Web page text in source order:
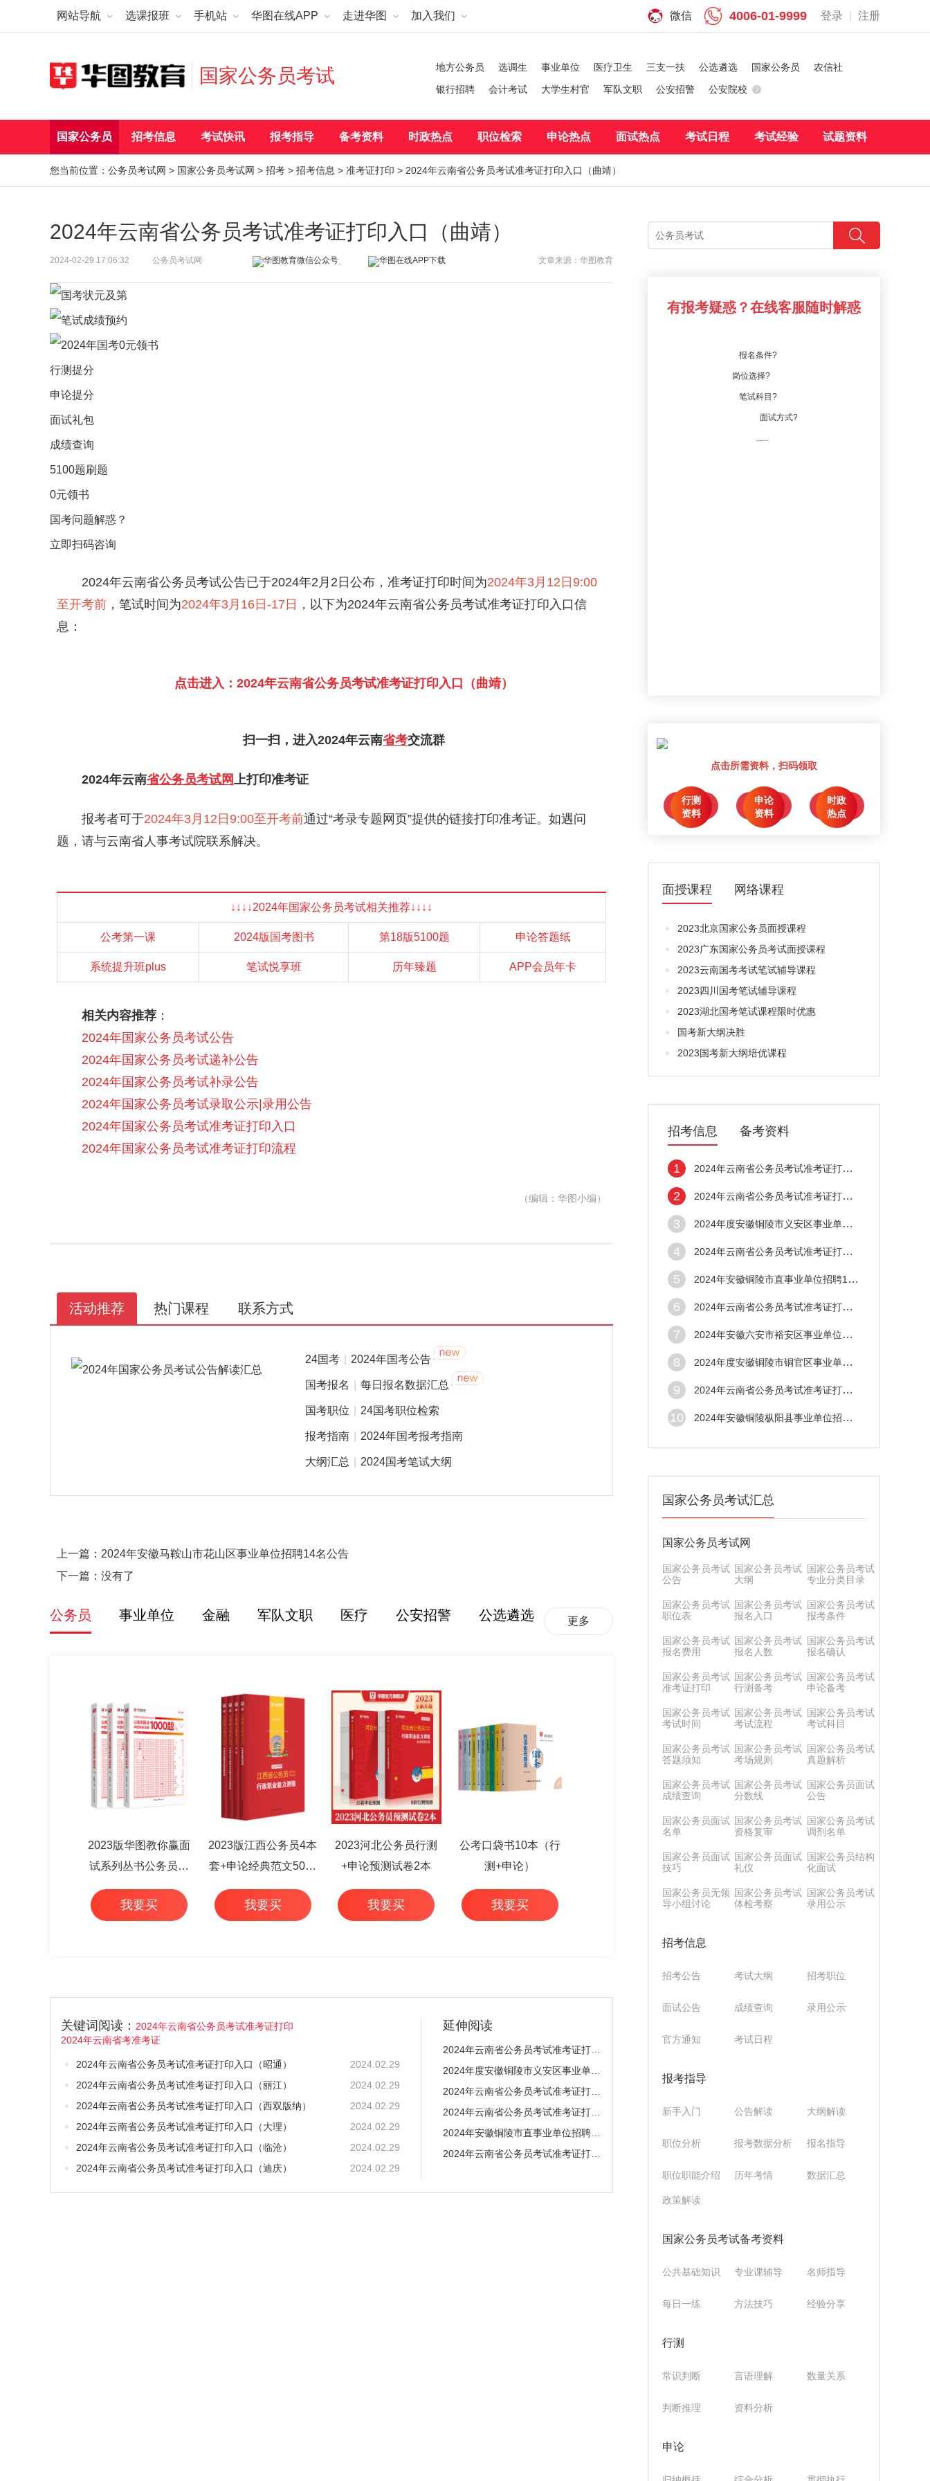
网站导航 选课报班 手机站 华图在线APP 走进华图 加入我们 登录 注册
4006-01-9999
微信
国家公务员考试 地方公务员 选调生 事业单位 医疗卫生 三支一扶 公选遴选 国家公务员
农信社
银行招聘
会计考试 大学生村官 军队文职 公安招警 公安院校
国家公务员 招考信息 考试快讯 报考指导 备考资料 时政热点 职位检索 申论热点 面试热点 考试日程 考试经验 试题资料
您当前位置： 公务员考试网 > 国家公务员考试网 > 招考 > 招考信息 > 准考证打印 > 2024年云南省公务员考试准考证打印入口（曲靖）
2024年云南省公务员考试准考证打印入口（曲靖）
2024-02-29 17:06:32 公务员考试网 文章来源：华图教育
行测提分
申论提分
面试礼包
成绩查询
5100题刷题
0元领书
国考问题解惑？
立即扫码咨询
2024年云南省公务员考试公告已于2024年2月2日公布，准考证打印时间为2024年3月12日9:00
至开考前 ，笔试时间为2024年3月16日-17日 ，以下为2024年云南省公务员考试准考证打印入口信
息：
点击进入：2024年云南省公务员考试准考证打印入口（曲靖）
扫一扫，进入2024年云南省考交流群
2024年云南省公务员考试网上打印准考证
报考者可于2024年3月12日9:00至开考前通过“考录专题网页”提供的链接打印准考证。如遇问
题，请与云南省人事考试院联系解决。
↓↓↓↓2024年国家公务员考试相关推荐↓↓↓↓
公考第一课 2024版国考图书 第18版5100题 申论答题纸
系统提升班plus 笔试悦享班 历年臻题 APP会员年卡
相关内容推荐 ：
2024年国家公务员考试公告
2024年国家公务员考试递补公告
2024年国家公务员考试补录公告
2024年国家公务员考试录取公示|录用公告
2024年国家公务员考试准考证打印入口
2024年国家公务员考试准考证打印流程
（编辑：华图小编）
活动推荐 热门课程 联系方式
24国考 2024年国考公告
国考报名 每日报名数据汇总
国考职位 24国考职位检索
报考指南 2024年国考报考指南
大纲汇总 2024国考笔试大纲
上一篇： 2024年安徽马鞍山市花山区事业单位招聘14名公告
下一篇：没有了
公务员 事业单位 金融 军队文职 医疗 公安招警 公选遴选 更多
2023版华图教你赢面
试系列丛书公务员面
试华图专家详解1000
题（3本套）
我要买
2023版江西公务员4本
套+申论经典范文50篇
+行测高频考点 6本
我要买
2023河北公务员行测
+申论预测试卷2本
我要买
公考口袋书10本（行
测+申论）
我要买
关键词阅读： 2024年云南省公务员考试准考证打印
2024年云南省考准考证
2024年云南省公务员考试准考证打印入口（昭通）
2024.02.29
2024年云南省公务员考试准考证打印入口（丽江）
2024.02.29
2024年云南省公务员考试准考证打印入口（西双版纳）
2024.02.29
2024年云南省公务员考试准考证打印入口（大理）
2024.02.29
2024年云南省公务员考试准考证打印入口（临沧）
2024.02.29
2024年云南省公务员考试准考证打印入口（迪庆）
2024.02.29
延伸阅读
有报考疑惑？在线客服随时解惑
报名条件?
岗位选择?
笔试科目?
面试方式?
......
点击所需资料，扫码领取
行测
资料
点击领取
申论
资料
点击领取
时政
热点
点击领取
面授课程 网络课程
2023北京国家公务员面授课程
2023广东国家公务员考试面授课程
2023云南国考考试笔试辅导课程
2023四川国考笔试辅导课程
2023湖北国考笔试课程限时优惠
国考新大纲决胜
2023国考新大纲培优课程
招考信息 备考资料
1 2024年云南省公务员考试准考证打印入口（德
2 2024年云南省公务员考试准考证打印入口（普
3 2024年度安徽铜陵市义安区事业单位招聘53名
4 2024年云南省公务员考试准考证打印入口（文
5 2024年安徽铜陵市直事业单位招聘102名公告
6 2024年云南省公务员考试准考证打印入口（楚
7 2024年安徽六安市裕安区事业单位招聘34名公
8 2024年度安徽铜陵市铜官区事业单位招聘12名
9 2024年云南省公务员考试准考证打印入口（玉
10 2024年安徽铜陵枞阳县事业单位招聘53名公告
国家公务员考试汇总
国家公务员考试网
国家公务员考试
公告
国家公务员考试
大纲
国家公务员考试
专业分类目录
国家公务员考试
职位表
国家公务员考试
报名入口
国家公务员考试
报考条件
国家公务员考试
报名费用
国家公务员考试
报名人数
国家公务员考试
报名确认
国家公务员考试
准考证打印
国家公务员考试
行测备考
国家公务员考试
申论备考
国家公务员考试
考试时间
国家公务员考试
考试流程
国家公务员考试
考试科目
国家公务员考试
答题须知
国家公务员考试
考场规则
国家公务员考试
真题解析
国家公务员考试
成绩查询
国家公务员考试
分数线
国家公务员面试
公告
国家公务员面试
名单
国家公务员考试
资格复审
国家公务员考试
调剂名单
国家公务员面试
技巧
国家公务员面试
礼仪
国家公务员结构
化面试
国家公务员无领
导小组讨论
国家公务员考试
体检考察
国家公务员考试
录用公示
招考信息
招考公告 考试大纲 招考职位
面试公告 成绩查询 录用公示
官方通知 考试日程
报考指导
新手入门 公告解读 大纲解读
职位分析 报考数据分析 报名指导
职位职能介绍 历年考情 数据汇总
政策解读
国家公务员考试备考资料
公共基础知识 专业课辅导 名师指导
每日一练 方法技巧 经验分享
行测
常识判断 言语理解 数量关系
判断推理 资料分析
申论